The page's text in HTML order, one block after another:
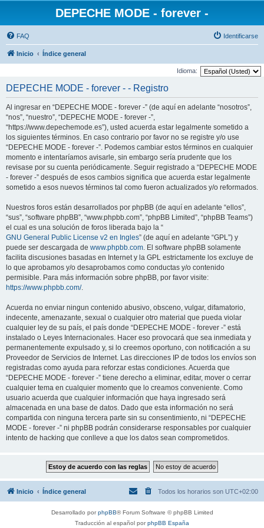
DEPECHE MODE - forever -
FAQ Identificarse
Inicio Índice general
Idioma:
DEPECHE MODE - forever - - Registro
Al ingresar en “DEPECHE MODE - forever -” (de aquí en adelante “nosotros”,
“nos”, “nuestro”, “DEPECHE MODE - forever -”,
“https://www.depechemode.es”), usted acuerda estar legalmente sometido a
los siguientes términos. En caso contrario por favor no se registre y/o use
“DEPECHE MODE - forever -”. Podemos cambiar estos términos en cualquier
momento e intentaríamos avisarle, sin embargo sería prudente que los
revisase por su cuenta periódicamente. Seguir registrado a “DEPECHE MODE
- forever -” después de esos cambios significa que acuerda estar legalmente
sometido a esos nuevos términos tal como fueron actualizados y/o reformados.
Nuestros foros están desarrollados por phpBB (de aquí en adelante “ellos”,
“sus”, “software phpBB”, “www.phpbb.com”, “phpBB Limited”, “phpBB Teams”)
el cual es una solución de foros liberada bajo la “
GNU General Public License v2 en Ingles” (de aquí en adelante “GPL”) y
puede ser descargada de www.phpbb.com. El software phpBB solamente
facilita discusiones basadas en Internet y la GPL estrictamente los excluye de
lo que aprobamos y/o desaprobamos como conductas y/o contenido
permisible. Para más información sobre phpBB, por favor visite:
https://www.phpbb.com/.
Acuerda no enviar ningun contenido abusivo, obsceno, vulgar, difamatorio,
indecente, amenazante, sexual o cualquier otro material que pueda violar
cualquier ley de su país, el país donde “DEPECHE MODE - forever -” está
instalado o Leyes Internacionales. Hacer eso provocará que sea inmediata y
permanentemente expulsado y, si lo creemos oportuno, con notificación a su
Proveedor de Servicios de Internet. Las direcciones IP de todos los envíos son
registradas como ayuda para reforzar estas condiciones. Acuerda que
“DEPECHE MODE - forever -” tiene derecho a eliminar, editar, mover o cerrar
cualquier tema en cualquier momento que lo creamos conveniente. Como
usuario acuerda que cualquier información que haya ingresado será
almacenada en una base de datos. Dado que esta información no será
compartida con ninguna tercera parte sin su consentimiento, ni “DEPECHE
MODE - forever -” ni phpBB podrán considerarse responsables por cualquier
intento de hacking que conlleve a que los datos sean comprometidos.
Inicio Índice general Todos los horarios son UTC+02:00
Desarrollado porphpBB® Forum Software © phpBB Limited
Traducción al español porphpBB España